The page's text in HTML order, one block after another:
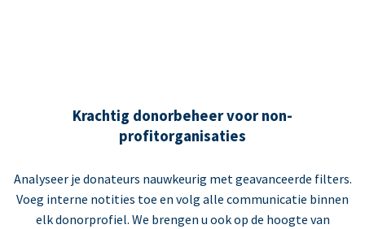
Krachtig donorbeheer voor non-
profitorganisaties
Analyseer je donateurs nauwkeurig met geavanceerde filters.
Voeg interne notities toe en volg alle communicatie binnen
elk donorprofiel. We brengen u ook op de hoogte van